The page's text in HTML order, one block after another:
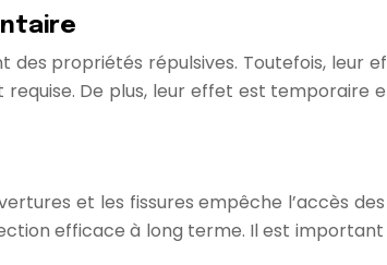
propriétés répulsives. Toutefois, leur
De plus, leur effet est temporaire
et les fissures empêche l’accès
efficace à long terme. Il est